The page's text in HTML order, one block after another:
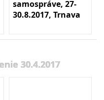
samospráve, 27-
30.8.2017, Trnava
30.4.2017